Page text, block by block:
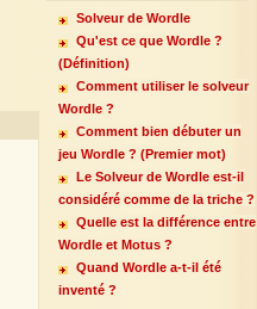
Solveur de Wordle
Qu'est ce que Wordle ?
(Définition)
Comment utiliser le solveur
Wordle ?
Comment bien débuter un
jeu Wordle ? (Premier mot)
Le Solveur de Wordle est-il
considéré comme de la triche ?
Quelle est la différence entre
Wordle et Motus ?
Quand Wordle a-t-il été
inventé ?